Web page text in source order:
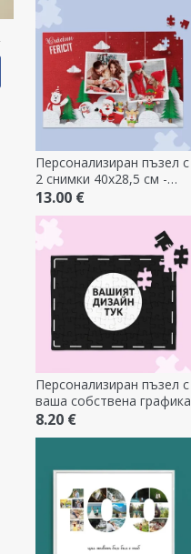
Персонализиран пъзел с
2 снимки 40x28,5 см -
Весела Коледа
13.00 €
Персонализиран пъзел с
ваша собствена графика
8.20 €